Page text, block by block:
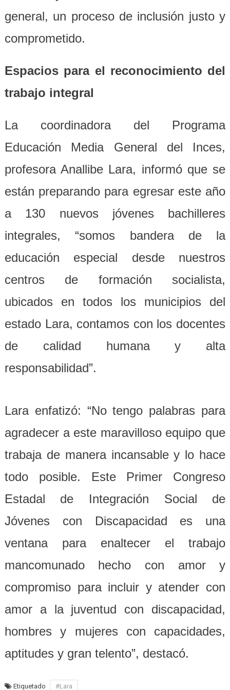
general, un proceso de inclusión justo y
comprometido.
Espacios para el reconocimiento del
trabajo integral
La coordinadora del Programa
Educación Media General del Inces,
profesora Anallibe Lara, informó que se
están preparando para egresar este año
a 130 nuevos jóvenes bachilleres
integrales, “somos bandera de la
educación especial desde nuestros
centros de formación socialista,
ubicados en todos los municipios del
estado Lara, contamos con los docentes
de calidad humana y alta
responsabilidad”.
Lara enfatizó: “No tengo palabras para
agradecer a este maravilloso equipo que
trabaja de manera incansable y lo hace
todo posible. Este Primer Congreso
Estadal de Integración Social de
Jóvenes con Discapacidad es una
ventana para enaltecer el trabajo
mancomunado hecho con amor y
compromiso para incluir y atender con
amor a la juventud con discapacidad,
hombres y mujeres con capacidades,
aptitudes y gran telento”, destacó.
Etiquetado #Lara